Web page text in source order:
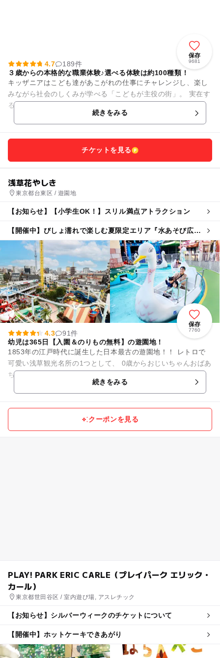
保存
9681
4.7
189件
３歳からの本格的な職業体験♪選べる体験は約100種類！
キッザニアはこども達があこがれの仕事にチャレンジし、楽し
みながら社会のしくみが学べる「こどもが主役の街」。 実在す
る企業が立ち並ぶ街の中では、約100種類の仕事やサービスが
続きをみる
チケットを見る
浅草花やしき
東京都台東区 / 遊園地
【お知らせ】【小学生OK！】スリル満点アトラクション
【開催中】びしょ濡れで楽しむ夏限定エリア『水あそび広
保存
7760
4.3
91件
幼児は365日【入園＆のりもの無料】の遊園地！
1853年の江戸時代に誕生した日本最古の遊園地！！ レトロで
可愛い浅草観光名所の1つとして、 0歳からおじいちゃんおばあ
ちゃんまで幅広い世代の方に親しまれています。 0歳からでも
続きをみる
クーポンを見る
PLAY! PARK ERIC CARLE（プレイパーク エリック・
カール）
東京都世田谷区 / 室内遊び場, アスレチック
【お知らせ】シルバーウィークのチケットについて
【開催中】ホットケーキできあがり